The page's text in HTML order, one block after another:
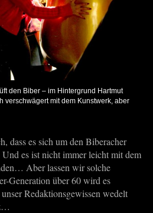
den Biber – im Hintergrund Hartmut
verschwägert mit dem Kunstwerk, aber
dass es sich um den Biberacher
es ist nicht immer leicht mit dem
Aber lassen wir solche
Generation über 60 wird es
Redaktionsgewissen wedelt